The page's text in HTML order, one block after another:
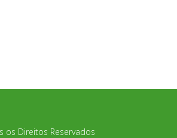
os Direitos Reservados